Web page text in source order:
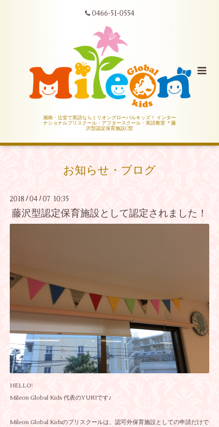
0466-51-0554
湘南・辻堂で英語ならミリオングローバルキッズ！ インター
ナショナルプリスクール・アフタースクール・英語教室 ＊藤
沢型認定保育施設C型
お知らせ・ブログ
2018 /04 /07 10:35
藤沢型認定保育施設として認定されました！
HELLO!
Mileon Global Kids 代表のYURIです♪
Mileon Global Kidsのプリスクールは、認可外保育施設としての申請だけで